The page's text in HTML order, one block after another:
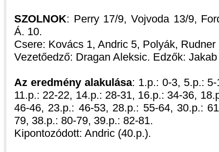
SZOLNOK: Perry 17/9, Vojvoda 13/9,
Á. 10.
Csere: Kovács 1, Andric 5, Polyák, Rudner
Vezetőedző: Dragan Aleksic. Edzők:
Az eredmény alakulása: 1.p.: 0-3, 5.p.:
11.p.: 22-22, 14.p.: 28-31, 16.p.: 34-36,
46-46, 23.p.: 46-53, 28.p.: 55-64, 30.p.:
79, 38.p.: 80-79, 39.p.: 82-81.
Kipontozódott: Andric (40.p.).